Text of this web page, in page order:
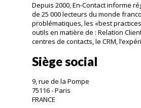
Depuis 2000, En-Contact informe
de 25 000 lecteurs du monde
problématiques, les «best
outils en matière de : Relation
centres de contacts, le CRM,
Siège social
9, rue de la Pompe
75116 - Paris
FRANCE